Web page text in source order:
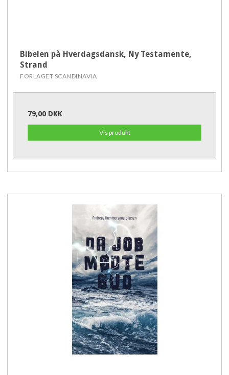
Bibelen på Hverdagsdansk, Ny Testamente,
Strand
FORLAGET SCANDINAVIA
79,00 DKK
Vis produkt